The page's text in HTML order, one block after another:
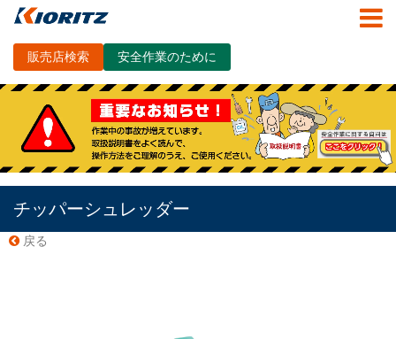
販売店検索 安全作業のために
チッパーシュレッダー
戻る